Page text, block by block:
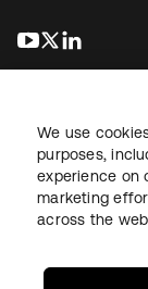
abre em uma
abre em
JurídicoPolítica
Mapa do site
We use
purposes,
experience on
marketing
across the